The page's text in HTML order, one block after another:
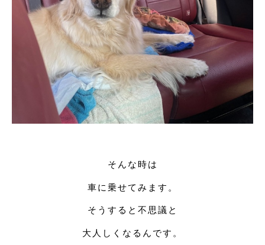
そんな時は
車に乗せてみます。
そうすると不思議と
大人しくなるんです。